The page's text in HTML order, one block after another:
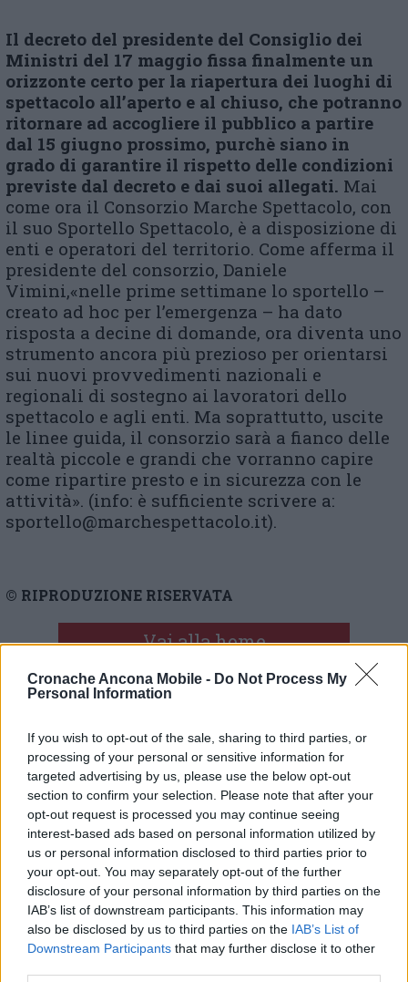
Cronache Ancona Mobile - Do Not Process My
Personal Information
If you wish to opt-out of the sale, sharing to third parties, or
processing of your personal or sensitive information for
targeted advertising by us, please use the below opt-out
section to confirm your selection. Please note that after your
opt-out request is processed you may continue seeing
interest-based ads based on personal information utilized by
us or personal information disclosed to third parties prior to
your opt-out. You may separately opt-out of the further
disclosure of your personal information by third parties on the
IAB’s list of downstream participants. This information may
also be disclosed by us to third parties on the IAB’s List of
Downstream Participants that may further disclose it to other
Il decreto del presidente del Consiglio dei
Ministri del 17 maggio fissa finalmente un
orizzonte certo per la riapertura dei luoghi di
spettacolo all’aperto e al chiuso, che potranno
ritornare ad accogliere il pubblico a partire
dal 15 giugno prossimo, purchè siano in
grado di garantire il rispetto delle condizioni
previste dal decreto e dai suoi allegati. Mai
come ora il Consorzio Marche Spettacolo, con
il suo Sportello Spettacolo, è a disposizione di
enti e operatori del territorio. Come afferma il
presidente del consorzio, Daniele
Vimini,«nelle prime settimane lo sportello –
creato ad hoc per l’emergenza – ha dato
risposta a decine di domande, ora diventa uno
strumento ancora più prezioso per orientarsi
sui nuovi provvedimenti nazionali e
regionali di sostegno ai lavoratori dello
spettacolo e agli enti. Ma soprattutto, uscite
le linee guida, il consorzio sarà a fianco delle
realtà piccole e grandi che vorranno capire
come ripartire presto e in sicurezza con le
attività». (info: è sufficiente scrivere a:
sportello@marchespettacolo.it).
© RIPRODUZIONE RISERVATA
Vai alla home
Commenti
Nessun commento presente
Commenta